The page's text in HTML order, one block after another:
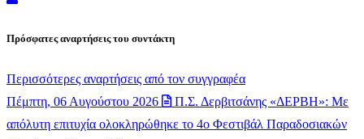
Πρόσφατες αναρτήσεις του συντάκτη
Περισσότερες αναρτήσεις από τον συγγραφέα
Πέμπτη, 06 Αυγούστου 2026
Π.Σ. Δερβιτσάνης «ΔΕΡΒΗ»: Με
απόλυτη επιτυχία ολοκληρώθηκε το 4ο Φεστιβάλ Παραδοσιακών